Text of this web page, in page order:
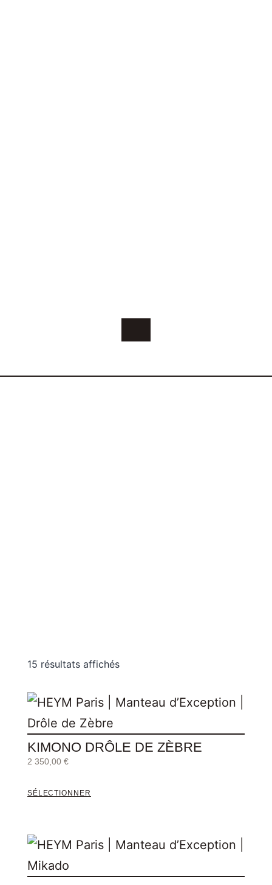
15 résultats affichés
KIMONO DRÔLE DE ZÈBRE
2 350,00 €
SÉLECTIONNER